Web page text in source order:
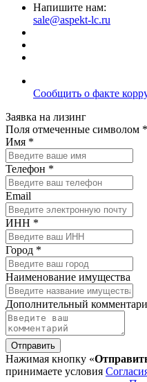
Напишите нам:
sale@aspekt-lc.ru
Сообщить о факте
Заявка на лизинг
Поля отмеченные символом
Имя *
Телефон *
Email
ИНН *
Город *
Наименование имущества
Дополнительный
Отправить
Нажимая кнопку «
принимаете условия